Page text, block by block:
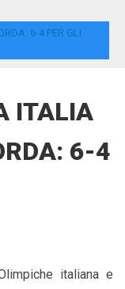
6-4 PER GLI
ITALIA
6-4
italiana e